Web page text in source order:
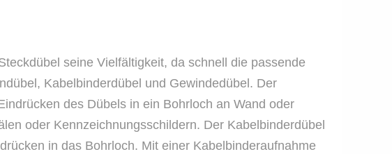
seine Vielfältigkeit, da schnell die passende
Kabelbinderdübel und Gewindedübel. Der
des Dübels in ein Bohrloch an Wand oder
oder Kennzeichnungsschildern. Der Kabelbinderdübel
in das Bohrloch. Mit einer Kabelbinderaufnahme